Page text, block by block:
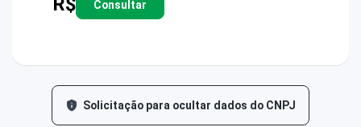
Consultar
Solicitação para ocultar dados do CNPJ